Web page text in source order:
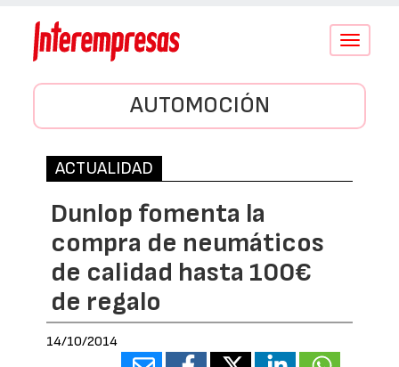
Conmutar
AUTOMOCIÓN
ACTUALIDAD
Dunlop fomenta la
compra de neumáticos
de calidad hasta 100€
de regalo
14/10/2014